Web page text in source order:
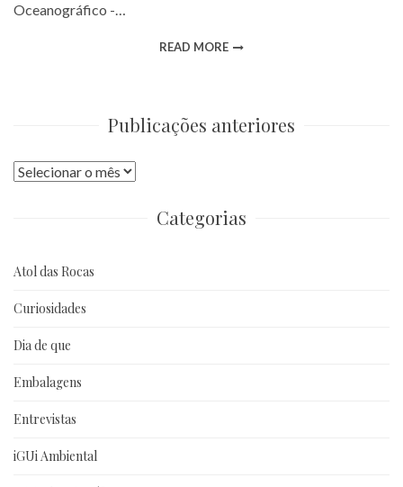
Oceanográfico -…
READ MORE
Publicações anteriores
Publicações
Categorias
Atol das Rocas
Curiosidades
Dia de que
Embalagens
Entrevistas
iGUi Ambiental